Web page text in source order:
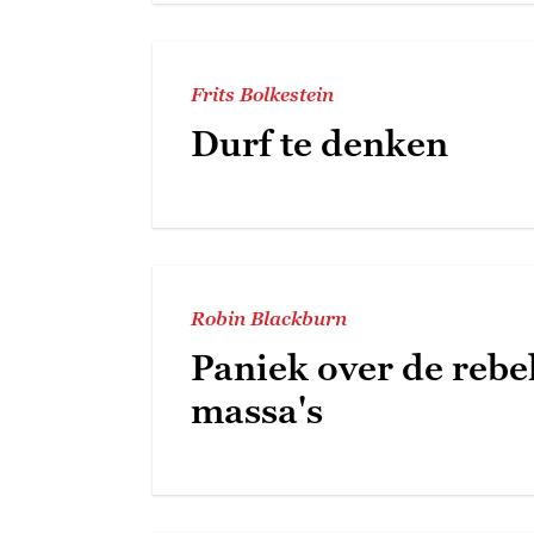
Frits Bolkestein
Durf te denken
Robin Blackburn
Paniek over de
massa's